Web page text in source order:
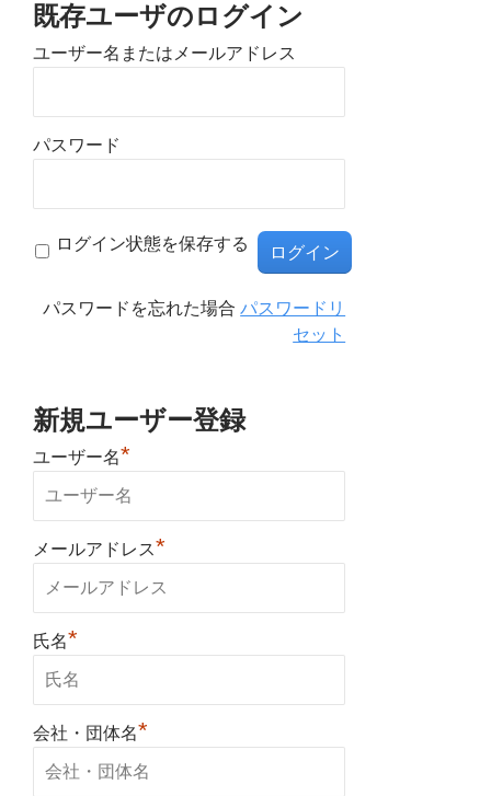
既存ユーザのログイン
ユーザー名またはメールアドレス
パスワード
ログイン状態を保存する
パスワードを忘れた場合パスワードリ
セット
新規ユーザー登録
ユーザー名*
メールアドレス*
氏名*
会社・団体名*